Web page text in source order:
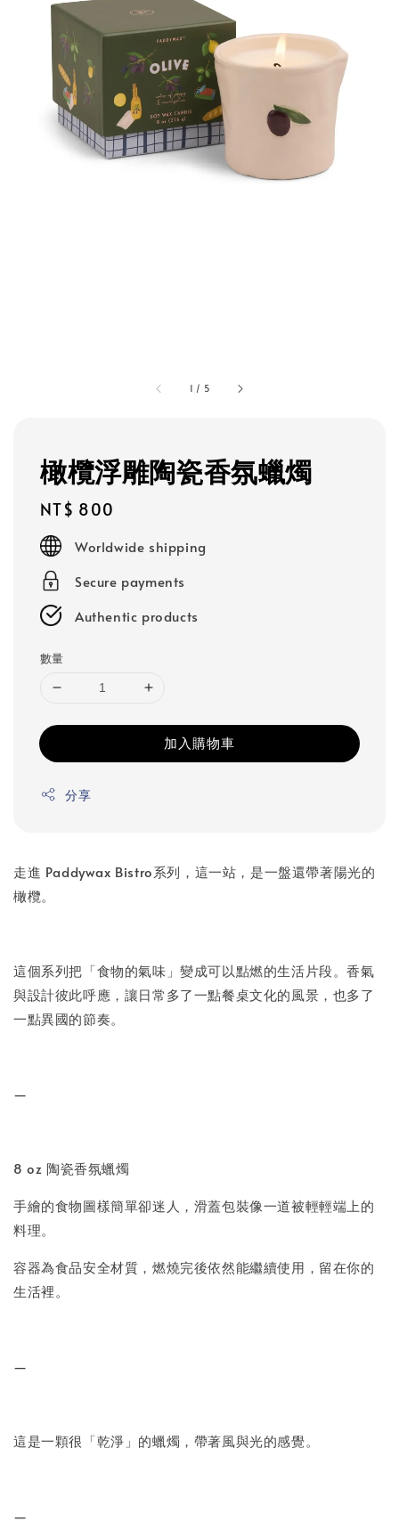
1 / 5
橄欖浮雕陶瓷香氛蠟燭
Regular
price
NT$ 800
Worldwide shipping
Secure payments
Authentic products
數量
加入購物車
分享
走進 Paddywax Bistro系列，這一站，是一盤還帶著陽光的
橄欖。
這個系列把「食物的氣味」變成可以點燃的生活片段。香氣
與設計彼此呼應，讓日常多了一點餐桌文化的風景，也多了
一點異國的節奏。
—
8 oz 陶瓷香氛蠟燭
手繪的食物圖樣簡單卻迷人，滑蓋包裝像一道被輕輕端上的
料理。
容器為食品安全材質，燃燒完後依然能繼續使用，留在你的
生活裡。
—
這是一顆很「乾淨」的蠟燭，帶著風與光的感覺。
—